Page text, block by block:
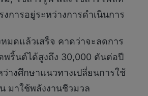
การอยู่ระหว่างการดำเนินการ
หมดแล้วเสร็จ คาดว่าจะลดการ
ริ้นต์ได้สูงถึง 30,000 ตันต่อปี
ว่างศึกษาแนวทางเปลี่ยนการใช้
มาใช้พลังงานชีวมวล